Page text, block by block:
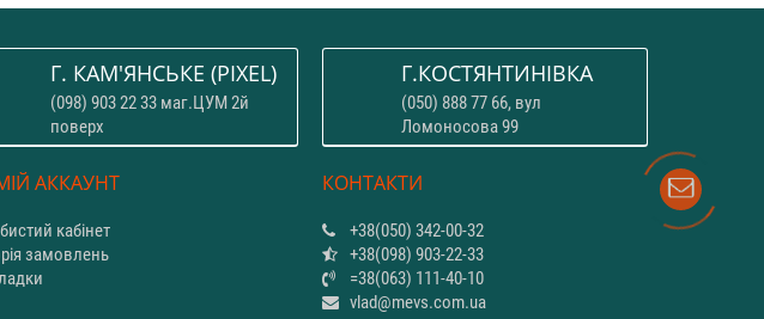
Г. КАМ'ЯНСЬКЕ (PIXEL)
(098) 903 22 33 маг.ЦУМ 2й
поверх
Г.КОСТЯНТИНІВКА
(050) 888 77 66, вул
Ломоносова 99
АККАУНТ
кабінет
замовлень
КОНТАКТИ
+38(050) 342-00-32
+38(098) 903-22-33
=38(063) 111-40-10
vlad@mevs.com.ua